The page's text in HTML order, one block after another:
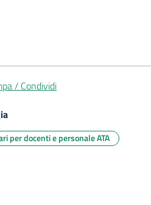
/ Condividi
per docenti e personale ATA